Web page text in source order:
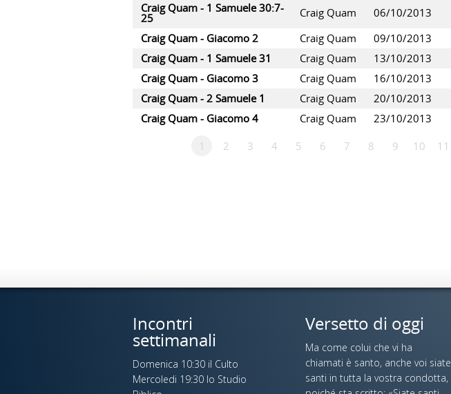
Craig Quam - 1 Samuele 30:7-
25 Craig Quam 06/10/2013
Craig Quam - Giacomo 2
Craig Quam 09/10/2013
Craig Quam - 1 Samuele 31
Craig Quam 13/10/2013
Craig Quam - Giacomo 3
Craig Quam 16/10/2013
Craig Quam - 2 Samuele 1
Craig Quam 20/10/2013
Craig Quam - Giacomo 4
Craig Quam 23/10/2013
1
2 3 4 5 6 7 8 9 10 11
Incontri
settimanali
Domenica 10:30 il Culto
Mercoledi 19:30 lo Studio
Versetto di oggi
Ma come colui che vi ha
chiamati è santo, anche voi siate
santi in tutta la vostra condotta,